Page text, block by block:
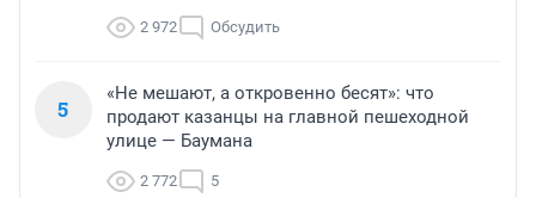
2 972 Обсудить
5
«Не мешают, а откровенно бесят»: что
продают казанцы на главной пешеходной
улице — Баумана
2 772 5